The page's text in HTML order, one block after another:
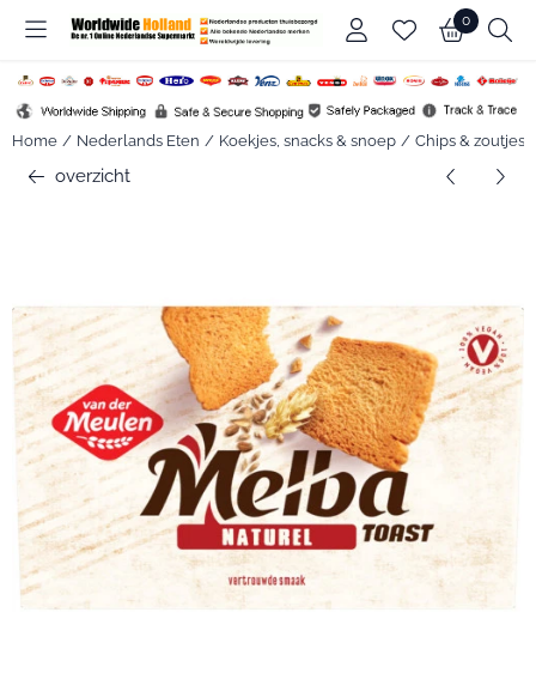
Cookievoorkeuren zijn beschikbaar. Kies instellingen of sta alle
0
Home / Nederlands Eten / Koekjes, snacks & snoep / Chips & zoutjes
overzicht